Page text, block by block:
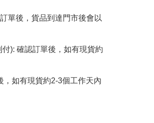
單後，貨品到達門市後會以
): 確認訂單後，如有現貨約
，如有現貨約2-3個工作天內